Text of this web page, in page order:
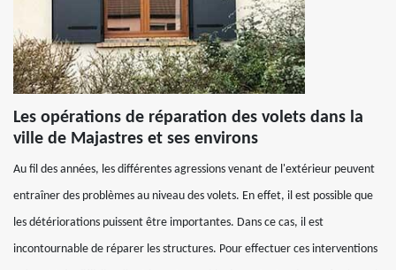
Les opérations de réparation des volets dans la
ville de Majastres et ses environs
Au fil des années, les différentes agressions venant de l'extérieur peuvent
entraîner des problèmes au niveau des volets. En effet, il est possible que
les détériorations puissent être importantes. Dans ce cas, il est
incontournable de réparer les structures. Pour effectuer ces interventions